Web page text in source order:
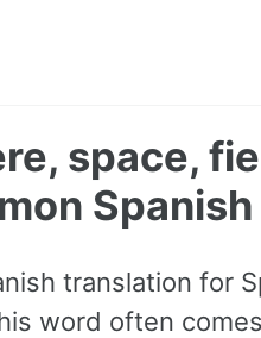
space,
translation for
word often